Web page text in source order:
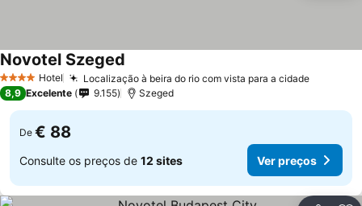
4 EstrelasHotel Localização à beira do rio com vista para a cidadeVer
Novotel Szeged
8,9 Excelente 9.155 Szeged
De € 88
Consulte os preços de 12 sites Ver preços